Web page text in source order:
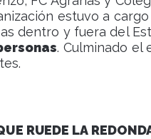
estuvo a
dentro y fuera del
. Culminado el
RUEDE LA